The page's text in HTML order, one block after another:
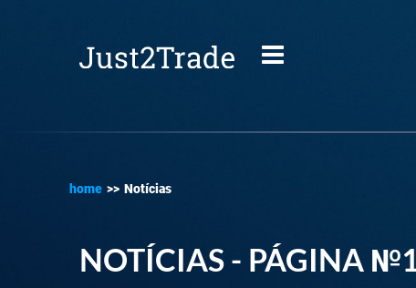
home >> Notícias
NOTÍCIAS - PÁGINA